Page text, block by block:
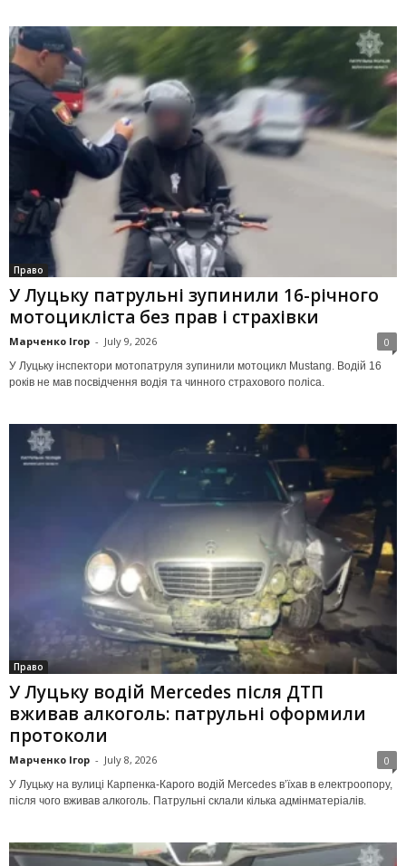
Право
У Луцьку патрульні зупинили 16-річного
мотоцикліста без прав і страхівки
Марченко Ігор - July 9, 2026 0
У Луцьку інспектори мотопатруля зупинили мотоцикл Mustang. Водій 16
років не мав посвідчення водія та чинного страхового поліса.
Право
У Луцьку водій Mercedes після ДТП
вживав алкоголь: патрульні оформили
протоколи
Марченко Ігор - July 8, 2026 0
У Луцьку на вулиці Карпенка-Карого водій Mercedes в’їхав в електроопору,
після чого вживав алкоголь. Патрульні склали кілька адмінматеріалів.